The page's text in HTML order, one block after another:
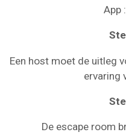
App :
Een host moet de uitleg
ervaring
De escape room